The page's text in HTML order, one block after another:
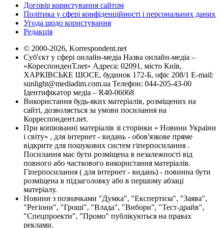
Договір користування сайтом
Політика у сфері конфіденційності і персональних даних
Угода щодо користування
Редакція
© 2000-2026, Korrespondent.net
Суб'єкт у сфері онлайн-медіа Назва онлайн-медіа –
«КореспонденТ.net» Адреса: 02091, місто Київ,
ХАРКІВСЬКЕ ШОСЕ, будинок 172-Б, офіс 208/1 E-mail:
sunlight@mediadim.com.ua Телефон: 044-205-43-00
Ідентифікатор медіа – R40-06068
Використання будь-яких матеріалів, розміщених на
сайті, дозволяється за умови посилання на
Корреспондент.net.
При копіюванні матеріалів зі сторінки « Новини України
і світу» , для інтернет - видань - обов'язкове пряме
відкрите для пошукових систем гіперпосилання .
Посилання має бути розміщена в незалежності від
повного або часткового використання матеріалів.
Гіперпосилання ( для інтернет - видань) - повинна бути
розміщена в підзаголовку або в першому абзаці
матеріалу.
Новини з позначками "Думка", "Експертиза", "Заява",
"Регіони", "Гроші", "Влада", "Вибори", "Тест-драйв",
"Спецпроекти", "Промо" публікуються на правах
реклами.